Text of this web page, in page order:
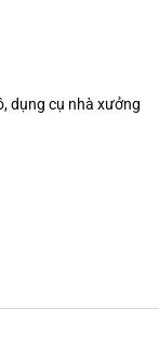
dụng cụ nhà xưởng